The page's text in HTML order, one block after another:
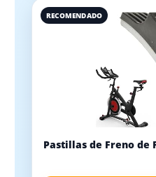
RECOMENDADO
Pastillas de Freno